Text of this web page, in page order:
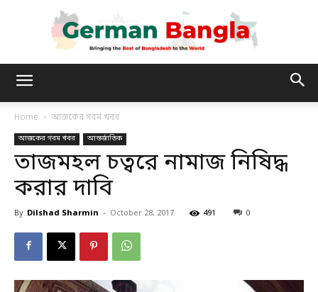
Bangla
Home আজকের গরম খবর
আজকের গরম খবর আন্তর্জাতিক
তাজমহল চত্বরে নামাজ নিষিদ্ধ
করার দাবি
By Dilshad Sharmin - October 28, 2017 491 0